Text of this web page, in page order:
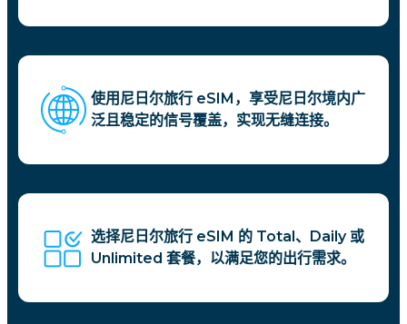
使用尼日尔旅行 eSIM，享受尼日尔境内广
泛且稳定的信号覆盖，实现无缝连接。
选择尼日尔旅行 eSIM 的 Total、Daily 或
Unlimited 套餐，以满足您的出行需求。